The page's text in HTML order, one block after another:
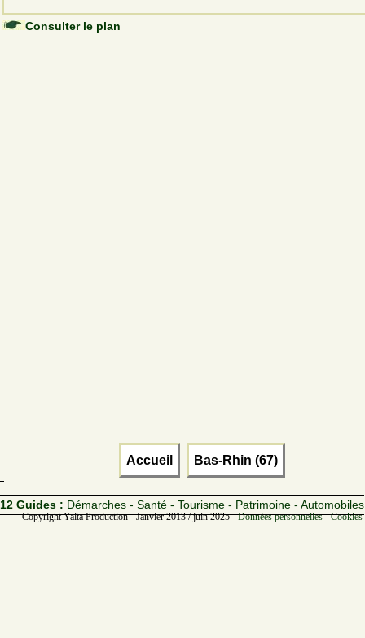
Consulter le plan
Accueil Bas-Rhin (67)
12 Guides : Démarches - Santé - Tourisme - Patrimoine - Automobiles
Copyright Yalta Production - Janvier 2013 / juin 2025 -Données personnelles -